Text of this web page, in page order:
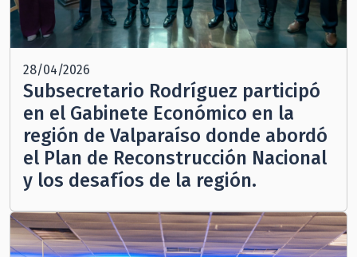
28/04/2026
Subsecretario Rodríguez participó
en el Gabinete Económico en la
región de Valparaíso donde abordó
el Plan de Reconstrucción Nacional
y los desafíos de la región.